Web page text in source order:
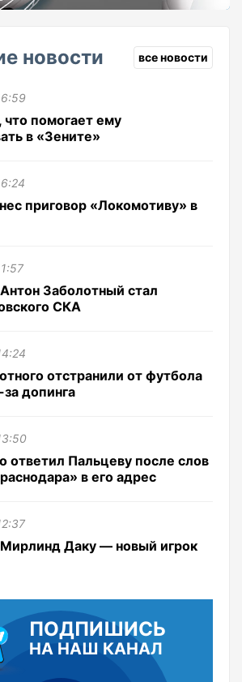
новости все новости
что помогает ему
в «Зените»
приговор «Локомотиву» в
Заболотный стал
СКА
отстранили от футбола
допинга
ответил Пальцеву после слов
в его адрес
Даку — новый игрок
ПОДПИШИСЬ
НА НАШ КАНАЛ